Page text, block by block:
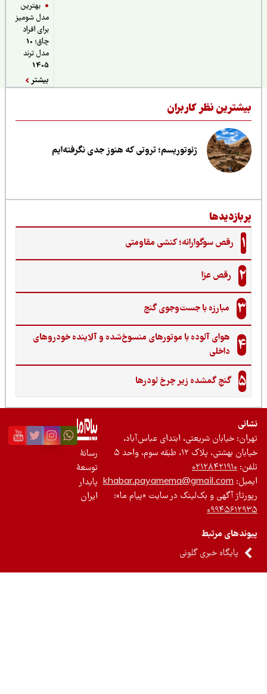
بهترین
مدل شومیز
برای افراد
چاق؛ 10
مدل ترند
نظر کاربران
ژئوتوریسم؛ ثروتی که هنوز جدی نگرفته‌ایم
رقص سوگوارانه؛ کنشی مقاومتی
رقص عزا
مبارزه با جست‌وجوی گنج‌
هوای آلوده با موتورهای منسوخ‌شده و آلاینده خودروهای
داخلی
گنجِ گمشده زیر چرخ لودرها
خیابان شریعتی، ابتدای عباس‌آباد،
بهشتی، پلاک ۱۲، طبقه سوم، واحد ۵
۰۲۱۲۸۴۲۱۹۱۰
khabar.payamema@gmail.com
آگهی و بک‌لینک در سایت «پیام ما»:
مرتبط
پایگاه خبری گلونی
رسانۀ
توسعۀ
پایدار
ایران